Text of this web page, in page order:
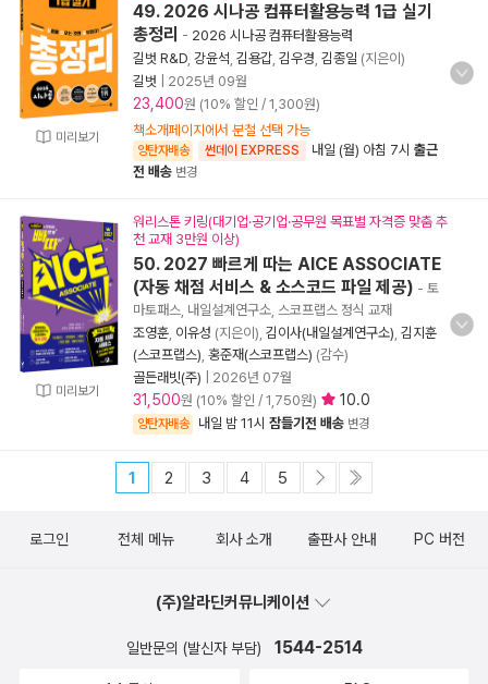
미리보기
49. 2026 시나공 컴퓨터활용능력 1급 실기
총정리 - 2026 시나공 컴퓨터활용능력
길벗 R&D 강윤석 김용갑 김우경 김종일 (지은이)
길벗
2025년 09월
23,400원 (10% 할인 / 1,300원)
책소개페이지에서 분철 선택 가능
양탄자배송 썬데이 EXPRESS 내일 (월) 아침 7시 출근
전 배송 변경
미리보기
워리스톤 키링(대기업·공기업·공무원 목표별 자격증 맞춤 추
천 교재 3만원 이상)
50. 2027 빠르게 따는 AICE ASSOCIATE
(자동 채점 서비스 & 소스코드 파일 제공) - 토
마토패스, 내일설계연구소, 스코프랩스 정식 교재
조영훈 이유성 (지은이), 김이사(내일설계연구소) 김지훈
(스코프랩스) 홍준재(스코프랩스) (감수)
골든래빗(주)
2026년 07월
31,500원 (10% 할인 / 1,750원) 10.0
양탄자배송 내일 밤 11시 잠들기전 배송 변경
1 2 3 4 5
로그인 전체 메뉴 회사 소개 출판사 안내 PC 버전
(주)알라딘커뮤니케이션
일반문의 (발신자 부담) 1544-2514